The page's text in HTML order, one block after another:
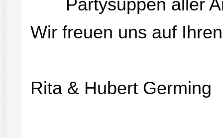
Partysuppen aller
Wir freuen uns auf
Rita & Hubert Germing